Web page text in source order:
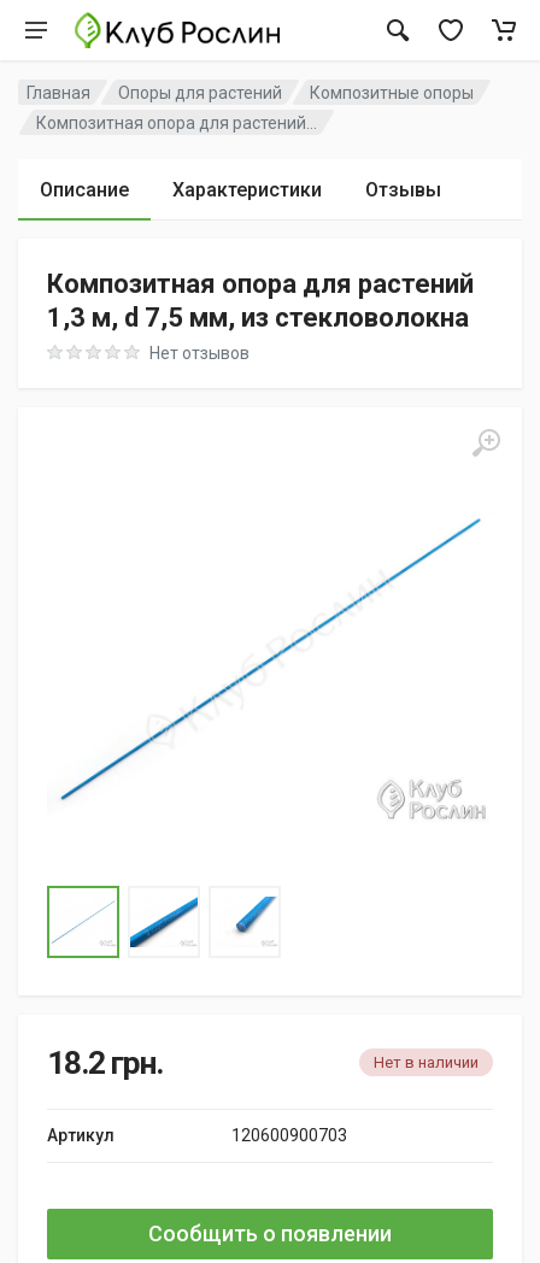
Главная Опоры для растений
Композитные опоры
Композитная опора для растений...
Описание Характеристики Отзывы
Композитная опора для растений
1,3 м, d 7,5 мм, из стекловолокна
Rating: 0 out of 5Нет отзывов
18.2 грн. Нет в наличии
Артикул 120600900703
Сообщить о появлении